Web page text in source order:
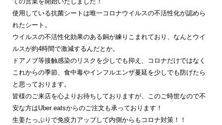
使用している抗菌シートは唯一コロナウイルスの不活性化が認めら
れたシート。
ウイルスの不活性化効果のある銅が練りこまれており、なんとウイ
ルスが約4時間で激減するんだとか。
ドアノブ等接触感染のリスクを少しでも抑え、コロナだけではなく
これからの季節、食中毒やインフルエンザ蔓延を少しでも防げたら
と思っております。
皆様のご来店を心よりお待ちしておりますが、このご時世なので不
安な方はUber eatsからのご注文も承っております！
生姜たっぷりで免疫力アップして内側からもコロナ対策！！